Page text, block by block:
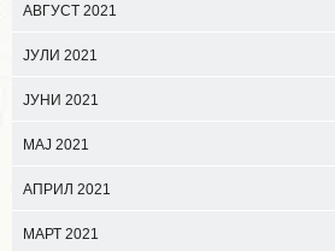
АВГУСТ 2021
ЈУЛИ 2021
ЈУНИ 2021
МАЈ 2021
АПРИЛ 2021
МАРТ 2021